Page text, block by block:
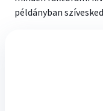
példányban